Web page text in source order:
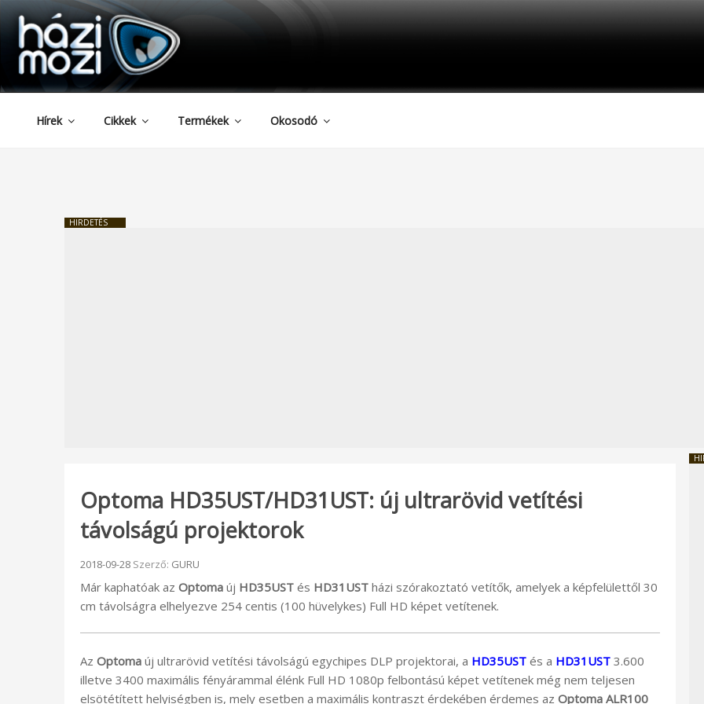
Tartalomhoz
HAZIMOZI
Hírek Cikkek Termékek Okosodó
HIRDETÉS
Optoma HD35UST/HD31UST: új ultrarövid vetítési
távolságú projektorok
Beküldve:
2018-09-28 Szerző: GURU
Már kaphatóak az Optoma új HD35UST és HD31UST házi szórakoztató vetítők, amelyek a képfelülettől 30
cm távolságra elhelyezve 254 centis (100 hüvelykes) Full HD képet vetítenek.
Az Optoma új ultrarövid vetítési távolságú egychipes DLP projektorai, a HD35UST és a HD31UST 3.600
illetve 3400 maximális fényárammal élénk Full HD 1080p felbontású képet vetítenek még nem teljesen
elsötétített helyiségben is, mely esetben a maximális kontraszt érdekében érdemes az Optoma ALR100